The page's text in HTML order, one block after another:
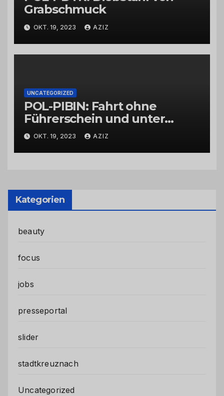
Grabschmuck
OKT. 19, 2023 AZIZ
UNCATEGORIZED
POL-PIBIN: Fahrt ohne
Führerschein und unter
Einfluss von Drogen
OKT. 19, 2023 AZIZ
Kategorien
beauty
focus
jobs
presseportal
slider
stadtkreuznach
Uncategorized